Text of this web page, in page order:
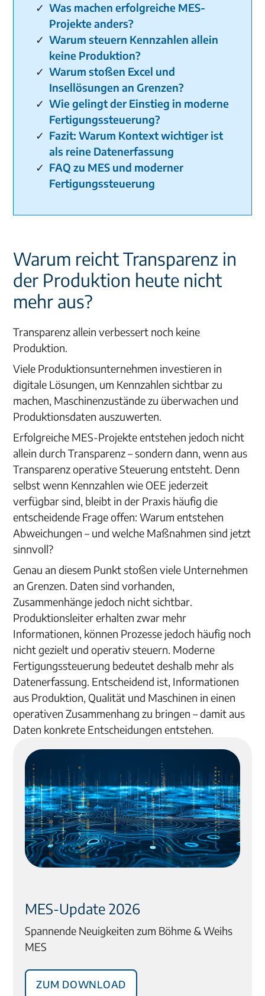
Was machen erfolgreiche MES-
Projekte anders?
Warum steuern Kennzahlen allein
keine Produktion?
Warum stoßen Excel und
Insellösungen an Grenzen?
Wie gelingt der Einstieg in moderne
Fertigungssteuerung?
Fazit: Warum Kontext wichtiger ist
als reine Datenerfassung
FAQ zu MES und moderner
Fertigungssteuerung
Warum reicht Transparenz in
der Produktion heute nicht
mehr aus?
Transparenz allein verbessert noch keine
Produktion.
Viele Produktionsunternehmen investieren in
digitale Lösungen, um Kennzahlen sichtbar zu
machen, Maschinenzustände zu überwachen und
Produktionsdaten auszuwerten.
Erfolgreiche MES-Projekte entstehen jedoch nicht
allein durch Transparenz – sondern dann, wenn aus
Transparenz operative Steuerung entsteht. Denn
selbst wenn Kennzahlen wie OEE jederzeit
verfügbar sind, bleibt in der Praxis häufig die
entscheidende Frage offen: Warum entstehen
Abweichungen – und welche Maßnahmen sind jetzt
sinnvoll?
Genau an diesem Punkt stoßen viele Unternehmen
an Grenzen. Daten sind vorhanden,
Zusammenhänge jedoch nicht sichtbar.
Produktionsleiter erhalten zwar mehr
Informationen, können Prozesse jedoch häufig noch
nicht gezielt und operativ steuern. Moderne
Fertigungssteuerung bedeutet deshalb mehr als
Datenerfassung. Entscheidend ist, Informationen
aus Produktion, Qualität und Maschinen in einen
operativen Zusammenhang zu bringen – damit aus
Daten konkrete Entscheidungen entstehen.
MES-Update 2026
Spannende Neuigkeiten zum Böhme & Weihs
MES
Zum Download